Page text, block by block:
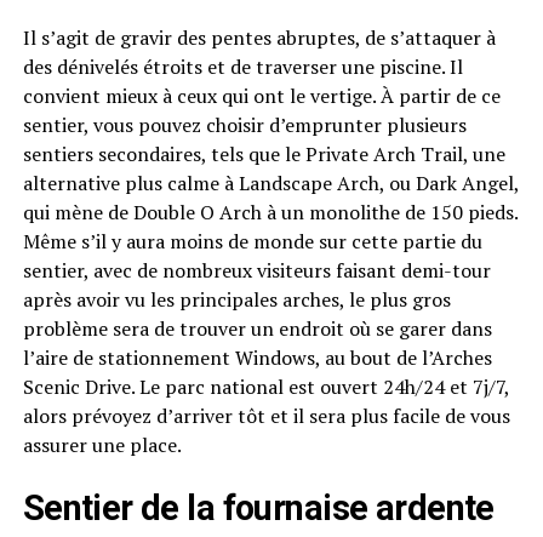
Il s’agit de gravir des pentes abruptes, de s’attaquer à
des dénivelés étroits et de traverser une piscine. Il
convient mieux à ceux qui ont le vertige. À partir de ce
sentier, vous pouvez choisir d’emprunter plusieurs
sentiers secondaires, tels que le Private Arch Trail, une
alternative plus calme à Landscape Arch, ou Dark Angel,
qui mène de Double O Arch à un monolithe de 150 pieds.
Même s’il y aura moins de monde sur cette partie du
sentier, avec de nombreux visiteurs faisant demi-tour
après avoir vu les principales arches, le plus gros
problème sera de trouver un endroit où se garer dans
l’aire de stationnement Windows, au bout de l’Arches
Scenic Drive. Le parc national est ouvert 24h/24 et 7j/7,
alors prévoyez d’arriver tôt et il sera plus facile de vous
assurer une place.
Sentier de la fournaise ardente